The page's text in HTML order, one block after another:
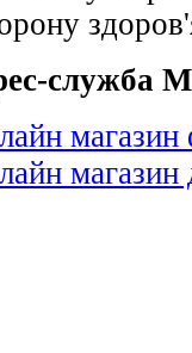
служба
магазин